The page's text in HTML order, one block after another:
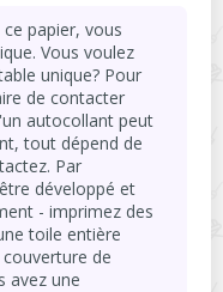
papier, vous
Vous voulez
unique? Pour
de contacter
autocollant peut
tout dépend de
Par
développé et
- imprimez des
toile entière
de
avez une